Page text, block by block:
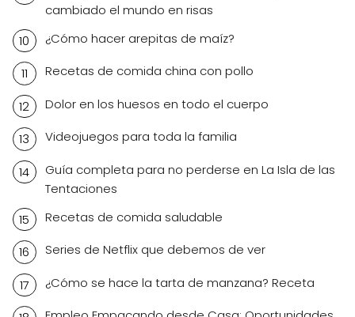
cambiado el mundo en risas
¿Cómo hacer arepitas de maíz?
Recetas de comida china con pollo
Dolor en los huesos en todo el cuerpo
Videojuegos para toda la familia
Guía completa para no perderse en La Isla de las
Tentaciones
Recetas de comida saludable
Series de Netflix que debemos de ver
¿Cómo se hace la tarta de manzana? Receta